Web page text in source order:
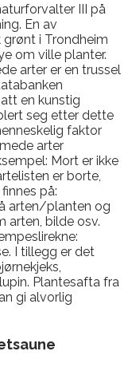
III på
En av
i Trondheim
om ville planter.
arter er en trussel
en kunstig
seg etter dette
faktor
arter
Mort er ikke
er borte,
på:
arten/planten og
arten, bilde osv.
I tillegg er det
Plantesafta fra
gi alvorlig